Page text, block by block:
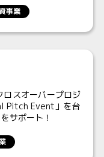
事業
ロスオーバープロジ
Pitch Event」を台
サポート！